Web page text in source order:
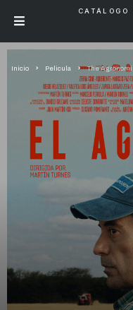
Inicio Pelicula The